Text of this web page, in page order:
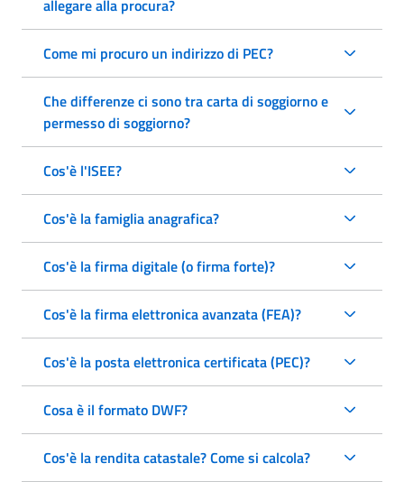
allegare alla procura?
Come mi procuro un indirizzo di PEC?
Che differenze ci sono tra carta di soggiorno e
permesso di soggiorno?
Cos'è l'ISEE?
Cos'è la famiglia anagrafica?
Cos'è la firma digitale (o firma forte)?
Cos'è la firma elettronica avanzata (FEA)?
Cos'è la posta elettronica certificata (PEC)?
Cosa è il formato DWF?
Cos'è la rendita catastale? Come si calcola?